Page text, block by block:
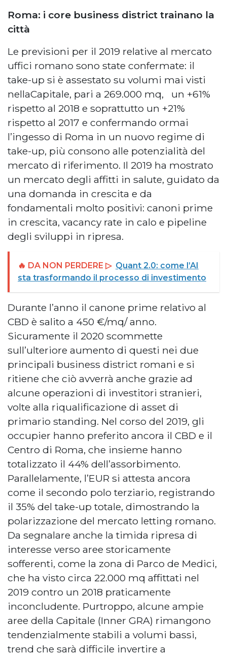
Roma: i core business district trainano la
città
Le previsioni per il 2019 relative al mercato
uffici romano sono state confermate: il
take-up si è assestato su volumi mai visti
nellaCapitale, pari a 269.000 mq, un +61%
rispetto al 2018 e soprattutto un +21%
rispetto al 2017 e confermando ormai
l’ingesso di Roma in un nuovo regime di
take-up, più consono alle potenzialità del
mercato di riferimento. Il 2019 ha mostrato
un mercato degli affitti in salute, guidato da
una domanda in crescita e da
fondamentali molto positivi: canoni prime
in crescita, vacancy rate in calo e pipeline
degli sviluppi in ripresa.
🔥 DA NON PERDERE ▷ Quant 2.0: come l’AI
sta trasformando il processo di investimento
Durante l’anno il canone prime relativo al
CBD è salito a 450 €/mq/ anno.
Sicuramente il 2020 scommette
sull’ulteriore aumento di questi nei due
principali business district romani e si
ritiene che ciò avverrà anche grazie ad
alcune operazioni di investitori stranieri,
volte alla riqualificazione di asset di
primario standing. Nel corso del 2019, gli
occupier hanno preferito ancora il CBD e il
Centro di Roma, che insieme hanno
totalizzato il 44% dell’assorbimento.
Parallelamente, l’EUR si attesta ancora
come il secondo polo terziario, registrando
il 35% del take-up totale, dimostrando la
polarizzazione del mercato letting romano.
Da segnalare anche la timida ripresa di
interesse verso aree storicamente
sofferenti, come la zona di Parco de Medici,
che ha visto circa 22.000 mq affittati nel
2019 contro un 2018 praticamente
inconcludente. Purtroppo, alcune ampie
aree della Capitale (Inner GRA) rimangono
tendenzialmente stabili a volumi bassi,
trend che sarà difficile invertire a